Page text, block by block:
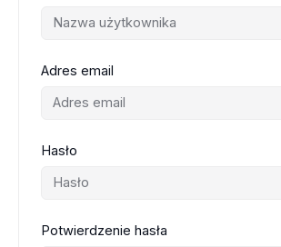
Adres email
Hasło
Potwierdzenie hasła